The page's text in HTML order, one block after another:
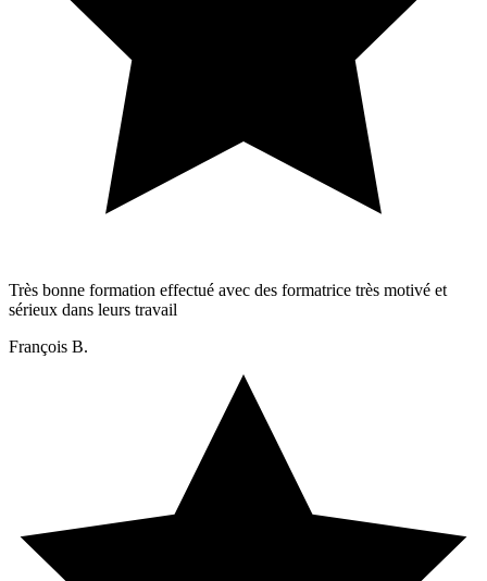
Très bonne formation effectué avec des formatrice très motivé et
sérieux dans leurs travail
François B.